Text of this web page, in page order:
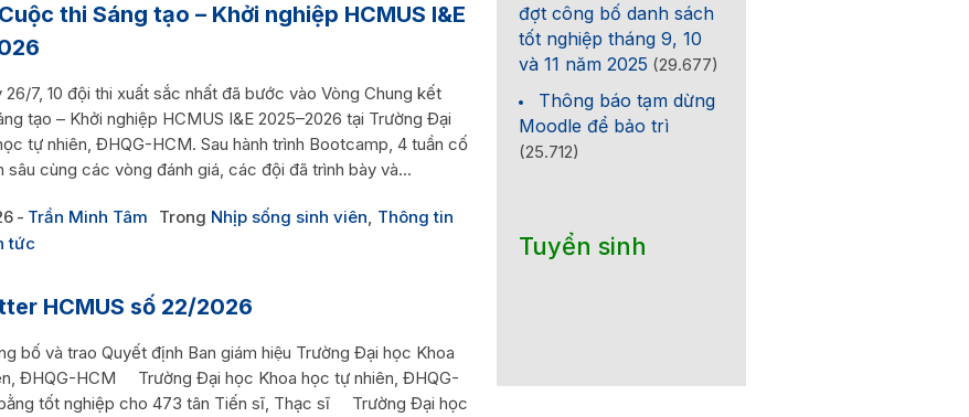
thi Sáng tạo – Khởi nghiệp HCMUS I&E
26/7, 10 đội thi xuất sắc nhất đã bước vào Vòng Chung kết
tạo – Khởi nghiệp HCMUS I&E 2025–2026 tại Trường Đại
tự nhiên, ĐHQG-HCM. Sau hành trình Bootcamp, 4 tuần cố
sâu cùng các vòng đánh giá, các đội đã trình bày và...
Trần Minh Tâm Trong Nhịp sống sinh viên, Thông tin
tức
HCMUS số 22/2026
bố và trao Quyết định Ban giám hiệu Trường Đại học Khoa
ĐHQG-HCM Trường Đại học Khoa học tự nhiên, ĐHQG-
tốt nghiệp cho 473 tân Tiến sĩ, Thạc sĩ Trường Đại học
đợt công bố danh sách
tốt nghiệp tháng 9, 10
và 11 năm 2025 (29.677)
Thông báo tạm dừng
Moodle để bảo trì
(25.712)
Tuyển sinh